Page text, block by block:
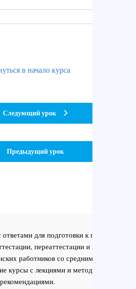
Предыдущий урок
в начало курса
Следующий урок
для подготовки к первичной
переаттестации и повышения
работников со средним и высшим
курсы с лекциями и методическими
рекомендациями.